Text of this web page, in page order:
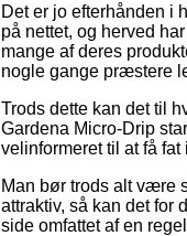
Det er jo efterhånden i
på nettet, og herved
mange af deres
nogle gange præstere
Trods dette kan det til
Gardena Micro-Drip
velinformeret til at få fat
Man bør trods alt være
attraktiv, så kan det for
side omfattet af en